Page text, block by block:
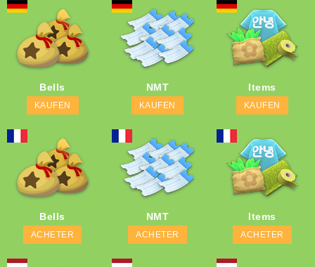
Bells
KAUFEN
NMT
KAUFEN
Items
KAUFEN
Bells
ACHETER
NMT
ACHETER
Items
ACHETER